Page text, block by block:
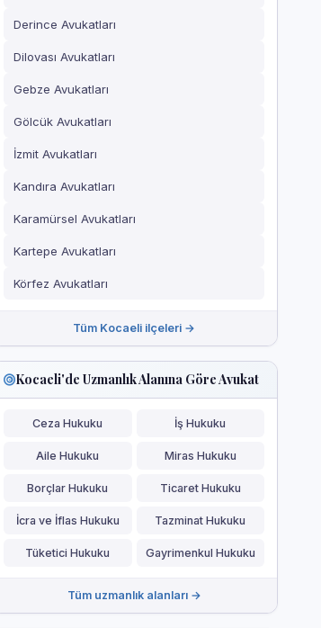
Derince Avukatları
Dilovası Avukatları
Gebze Avukatları
Gölcük Avukatları
İzmit Avukatları
Kandıra Avukatları
Karamürsel Avukatları
Kartepe Avukatları
Körfez Avukatları
Tüm Kocaeli ilçeleri →
Kocaeli'de Uzmanlık Alanına Göre Avukat
Ceza Hukuku İş Hukuku
Aile Hukuku Miras Hukuku
Borçlar Hukuku Ticaret Hukuku
İcra ve İflas Hukuku Tazminat Hukuku
Tüketici Hukuku Gayrimenkul Hukuku
Tüm uzmanlık alanları →